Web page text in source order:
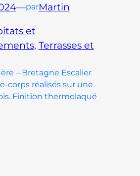
—parMartin
et
, Terrasses et
– Bretagne Escalier
corps réalisés sur une
Finition thermolaqué